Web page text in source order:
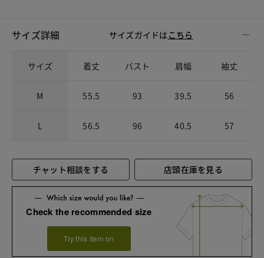
サイズ詳細 サイズガイドは こちら
サイズ 着丈 バスト 肩幅 袖丈
M 55.5 93 39.5 56
L 56.5 96 40.5 57
チャット相談をする 店頭在庫を見る
Check the recommended size
Try this item on